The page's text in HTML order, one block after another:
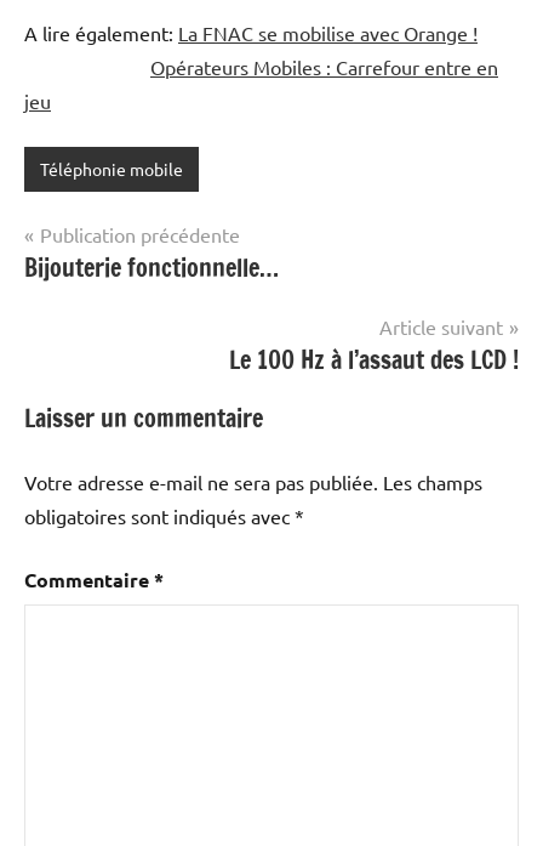
A lire également: La FNAC se mobilise avec Orange !
Opérateurs Mobiles : Carrefour entre en
jeu
Téléphonie mobile
Navigation
de
Publication précédente
Bijouterie fonctionnelle…
Article suivant
Le 100 Hz à l’assaut des LCD !
Laisser un commentaire
Votre adresse e-mail ne sera pas publiée. Les champs
obligatoires sont indiqués avec *
Commentaire*